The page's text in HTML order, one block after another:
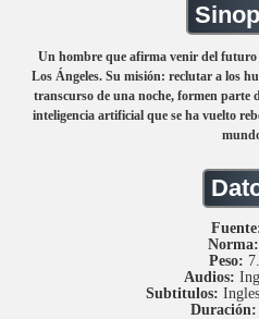
Un hombre que afirma venir del futuro
Los Ángeles. Su misión: reclutar a los
transcurso de una noche, formen parte
inteligencia artificial que se ha vuelto
Norma:
Peso:
Audios:
Subtitulos:
Duración: